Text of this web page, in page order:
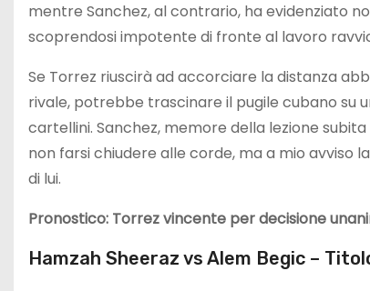
mentre Sanchez, al contrario, ha evidenziato
scoprendosi impotente di fronte al lavoro
Se Torrez riuscirà ad accorciare la distanza
rivale, potrebbe trascinare il pugile cubano su
cartellini. Sanchez, memore della lezione
non farsi chiudere alle corde, ma a mio avviso
di lui.
Pronostico: Torrez vincente per decisione
Hamzah Sheeraz vs Alem Begic –